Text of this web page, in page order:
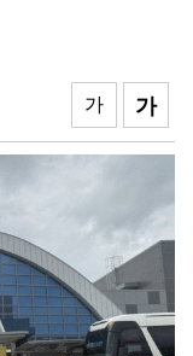
큰' 구...
장 점검
광양시, '중증장애인생산품' 우선구매 교육…자립 기반 ...
가
가